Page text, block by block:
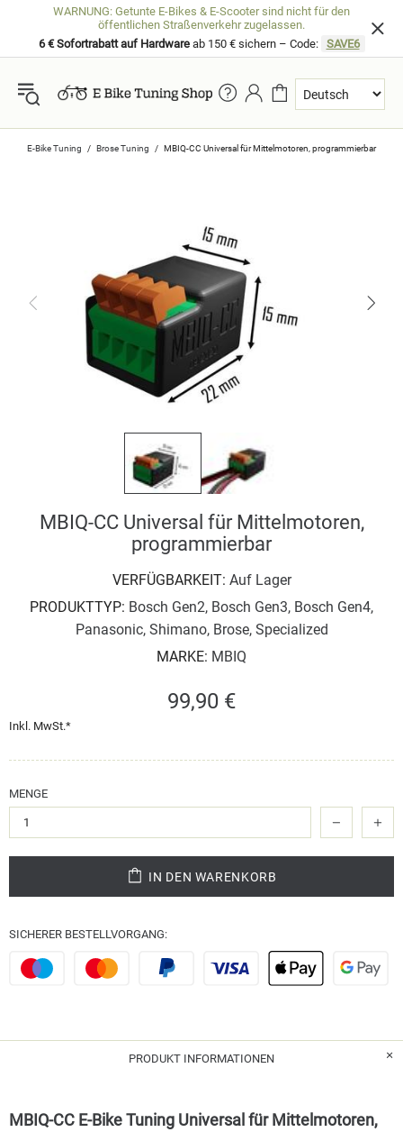
WARNUNG: Getunte E-Bikes & E-Scooter sind nicht für den
öffentlichen Straßenverkehr zugelassen.
6 € Sofortrabatt auf Hardwareab 150 € sichern – Code: SAVE6
E-Bike Tuning Brose Tuning MBIQ-CC Universal für Mittelmotoren, programmierbar
MBIQ-CC Universal für Mittelmotoren,
programmierbar
VERFÜGBARKEIT: Auf Lager
PRODUKTTYP: Bosch Gen2, Bosch Gen3, Bosch Gen4,
Panasonic, Shimano, Brose, Specialized
MARKE: MBIQ
99,90 €
Inkl. MwSt.*
MENGE
IN DEN WARENKORB
SICHERER BESTELLVORGANG:
PRODUKT INFORMATIONEN
MBIQ-CC E-Bike Tuning Universal für Mittelmotoren,